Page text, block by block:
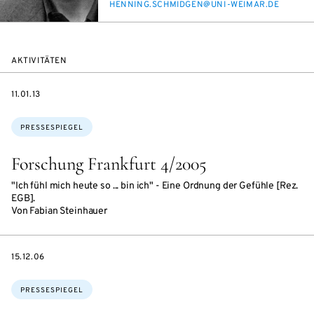
E-
HEN­NING.SCHMID­GEN@UNI-WEI­MAR.DE
AKTIVITÄTEN
Forschung Frankfurt 4/2005
"Ich fühl mich heute so ... bin ich" - Eine Ordnung der Gefühle [Rez.
EGB].
Von Fabian Steinhauer
Themen:
PRESSESPIEGEL
DATE
11.01.13
Themen:
PRESSESPIEGEL
DATE
15.12.06